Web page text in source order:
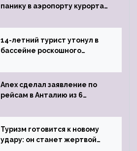
панику в аэропорту курорта,
задержке рейса
14-летний турист утонул в
бассейне роскошного
Anex сделал заявление по
рейсам в Анталию из 6
Туризм готовится к новому
удару: он станет жертвой